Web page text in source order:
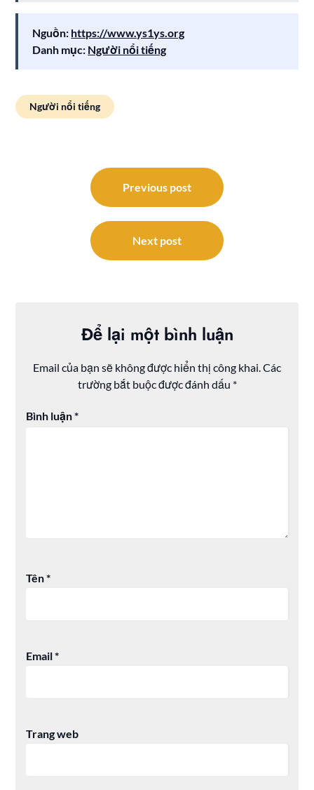
Nguồn: https://www.ys1ys.org
Danh mục: Người nổi tiếng
Người nổi tiếng
Previous post
Next post
Để lại một bình luận
Email của bạn sẽ không được hiển thị công khai.Các
trường bắt buộc được đánh dấu *
Bình luận*
Tên*
Email*
Trang web